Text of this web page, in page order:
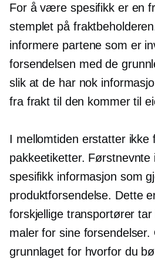
For å være spesifikk er en
stemplet på
informere partene som er
forsendelsen med de
slik at de har nok
fra frakt til den kommer til
I mellomtiden erstatter ikke
pakkeetiketter. Førstnevnte
spesifikk informasjon som
produktforsendelse. Dette
forskjellige transportører
maler for sine
grunnlaget for hvorfor du